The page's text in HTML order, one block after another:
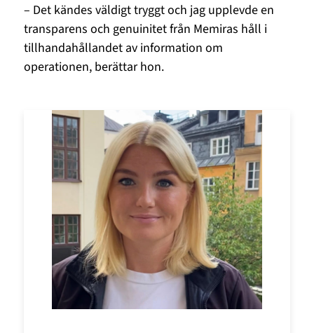
– Det kändes väldigt tryggt och jag upplevde en
transparens och genuinitet från Memiras håll i
tillhandahållandet av information om
operationen, berättar hon.